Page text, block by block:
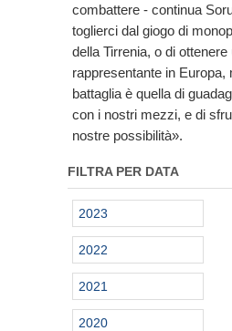
combattere - continua
toglierci dal giogo di
della Tirrenia, o di
rappresentante in Europa,
battaglia è quella di
con i nostri mezzi, e di
nostre possibilità».
FILTRA PER DATA
2023
2022
2021
2020